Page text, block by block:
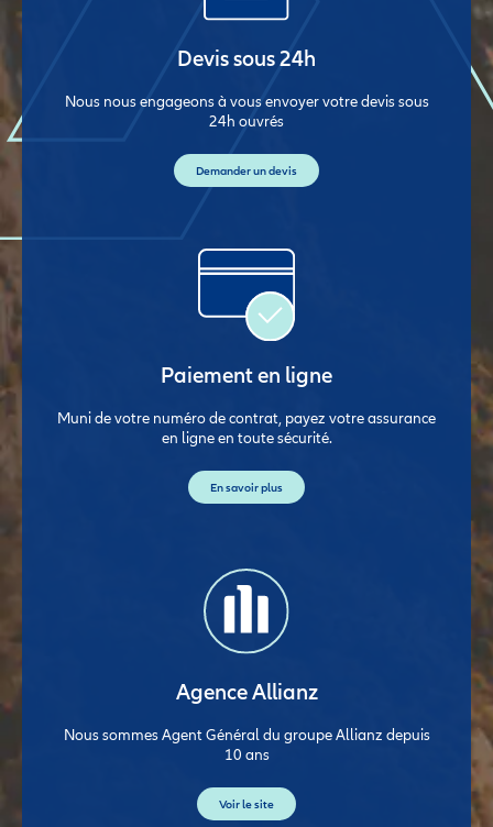
Devis sous 24h
Nous nous engageons à vous envoyer votre devis sous
24h ouvrés
Demander un devis
Paiement en ligne
Muni de votre numéro de contrat, payez votre assurance
en ligne en toute sécurité.
En savoir plus
Agence Allianz
Nous sommes Agent Général du groupe Allianz depuis
10 ans
Voir le site